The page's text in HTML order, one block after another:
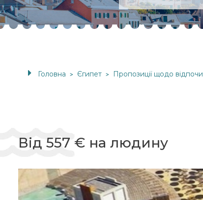
Головна > Єгипет > Пропозиції щодо
Від 557 € на людину